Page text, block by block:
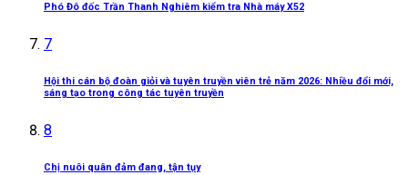
Phó Đô đốc Trần Thanh Nghiêm kiểm tra Nhà máy X52
7
Hội thi cán bộ đoàn giỏi và tuyên truyền viên trẻ năm 2026: Nhiều đổi mới,
sáng tạo trong công tác tuyên truyền
8
Chị nuôi quân đảm đang, tận tụy